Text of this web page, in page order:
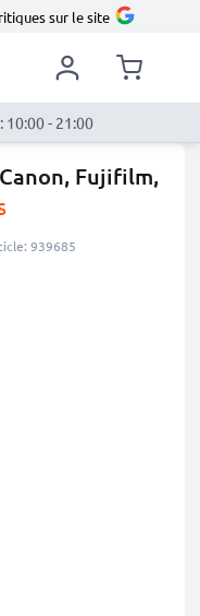
sur le site
10:00 - 21:00
Fujifilm,
939685